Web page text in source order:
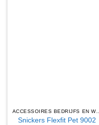
ACCESSOIRES BEDRIJFS EN WERKKLEDING
Snickers Flexfit Pet 9002